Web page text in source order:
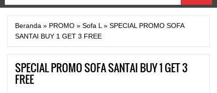
Beranda » PROMO » Sofa L » SPECIAL PROMO SOFA
SANTAI BUY 1 GET 3 FREE
SPECIAL PROMO SOFA SANTAI BUY 1 GET 3
FREE